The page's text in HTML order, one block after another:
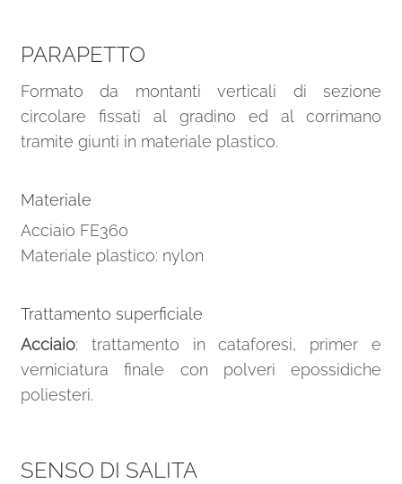
PARAPETTO
Formato da montanti verticali di sezione
circolare fissati al gradino ed al corrimano
tramite giunti in materiale plastico.
Materiale
Acciaio FE360
Materiale plastico: nylon
Trattamento superficiale
Acciaio: trattamento in cataforesi, primer e
verniciatura finale con polveri epossidiche
poliesteri.
SENSO DI SALITA